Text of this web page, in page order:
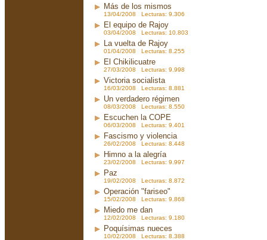
Más de los mismos
13/04/2008 Lecturas: 9.306
El equipo de Rajoy
03/04/2008 Lecturas: 10.803
La vuelta de Rajoy
01/04/2008 Lecturas: 8.255
El Chikilicuatre
27/03/2008 Lecturas: 9.998
Victoria socialista
16/03/2008 Lecturas: 8.881
Un verdadero régimen
08/03/2008 Lecturas: 8.550
Escuchen la COPE
06/03/2008 Lecturas: 9.401
Fascismo y violencia
26/02/2008 Lecturas: 8.448
Himno a la alegría
23/02/2008 Lecturas: 9.997
Paz
19/02/2008 Lecturas: 8.872
Operación "fariseo"
15/02/2008 Lecturas: 9.868
Miedo me dan
12/02/2008 Lecturas: 9.180
Poquísimas nueces
10/02/2008 Lecturas: 8.388